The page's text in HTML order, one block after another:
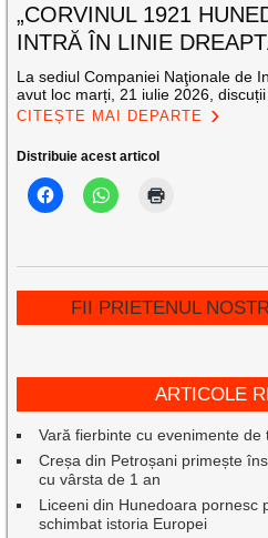
„CORVINUL 1921
INTRĂ ÎN LINIE
La sediul Companiei Naţionale de
avut loc marți, 21 iulie 2026,
CITEȘTE MAI DEPARTE
Distribuie acest articol
FII PRIETENUL
ARTICOLE
Vară fierbinte cu evenimente de
Creșa din Petroșani primește
cu vârsta de 1 an
Liceeni din Hunedoara pornesc
schimbat istoria Europei